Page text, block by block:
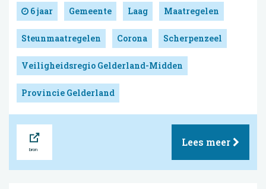
6 jaar Gemeente Laag Maatregelen
Steunmaatregelen Corona Scherpenzeel
Veiligheidsregio Gelderland-Midden
Provincie Gelderland
Lees meer